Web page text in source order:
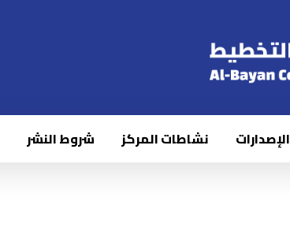
الإصدارات نشاطات المركز شروط النشر